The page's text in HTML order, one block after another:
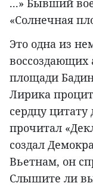
«Солнечная
Это одна из
воссоздающих
площади
Лирика
сердцу
прочитал
создал
Вьетнам, он
Слышите ли